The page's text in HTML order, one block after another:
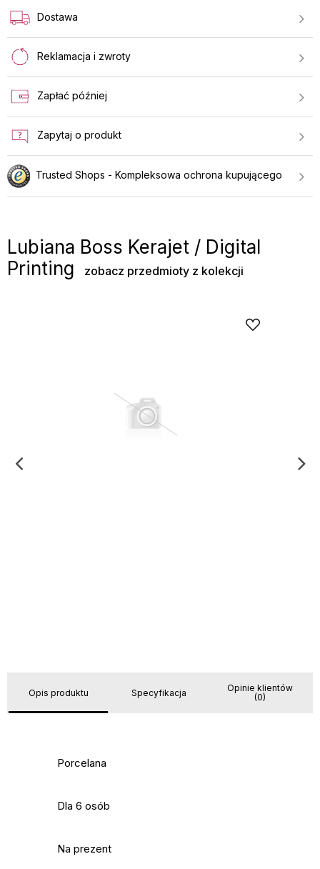
Dostawa
Reklamacja i zwroty
Zapłać później
Zapytaj o produkt
Trusted Shops - Kompleksowa ochrona kupującego
Lubiana Boss Kerajet / Digital
Printing
zobacz przedmioty z kolekcji
Opis produktu Specyfikacja
Opinie klientów
(0)
Porcelana
Dla 6 osób
Na prezent